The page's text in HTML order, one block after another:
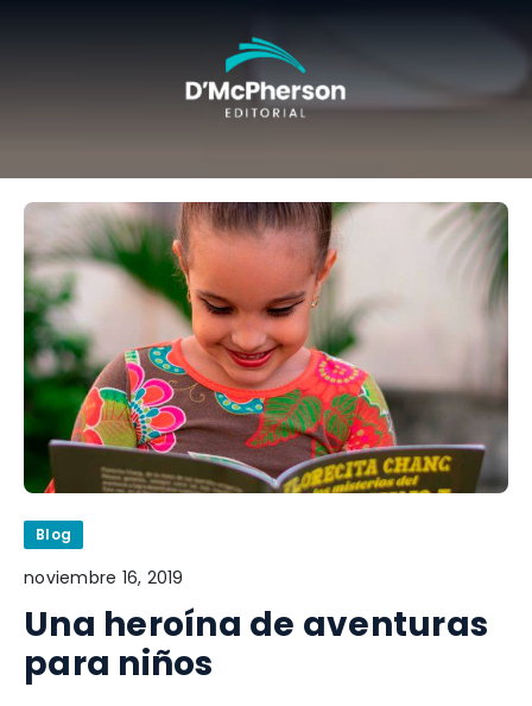
Blog
noviembre 16, 2019
Una heroína de aventuras
para niños